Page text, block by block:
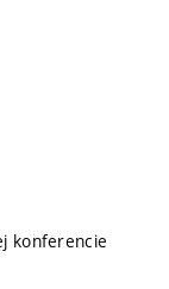
konferencie